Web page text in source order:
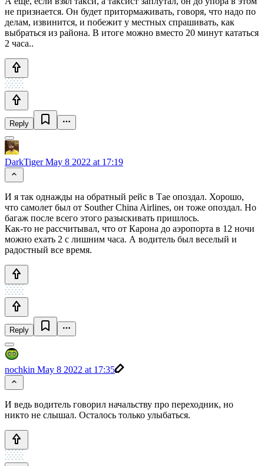
не признается. Он будет притормаживать, говоря, что надо по
делам, извинится, и побежит у местных спрашивать, как
выбраться из района. В итоге можно вместо 20 минут кататься
2 часа..
Reply
DarkTigerMay 8 2022 at 17:19
И я так однажды на обратный рейс в Тае опоздал. Хорошо,
что самолет был от Souther China Airlines, он тоже опоздал. Но
багаж после всего этого разыскивать пришлось.
Как-то не рассчитывал, что от Карона до аэропорта в 12 ночи
можно ехать 2 с лишним часа. А водитель был веселый и
радостный все время.
Reply
nochkin May 8 2022 at 17:35
И ведь водитель говорил начальству про переходник, но
никто не слышал. Осталось только улыбаться.